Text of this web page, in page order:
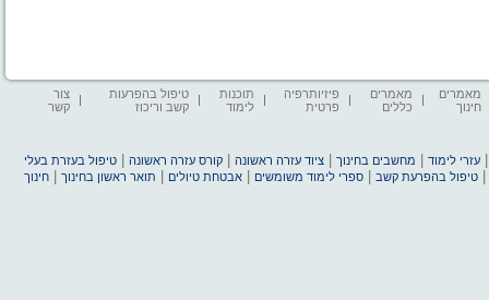
מאמרים
חינוך
מאמרים
כללים
פיזיותרפיה
פרטית
תוכנות
לימוד
טיפול בהפרעות
קשב וריכוז
צור
קשר
עזרי לימוד מחשבים בחינוך |ציוד עזרה ראשונה |קורס עזרה ראשונה |טיפול בעזרת בעלי
|טיפול בהפרעת קשב |ספרי לימוד משומשים |אבטחת טיולים תואר ראשון בחינוך |חינוך